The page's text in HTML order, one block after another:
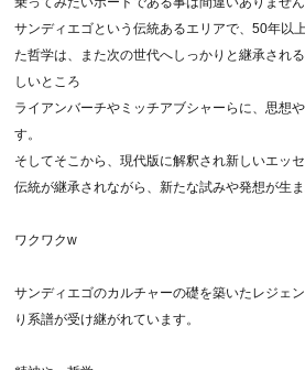
サンディエゴという伝統あるエリアで、50年以
た哲学は、また次の世代へしっかりと継承され
しいところ
ライアンバーチやミッチアブシャーらに、思想
す。
そしてそこから、現代版に解釈され新しいエッ
伝統が継承されながら、新たな試みや発想が生
ワクワクw
サンディエゴのカルチャーの礎を築いたレジェ
り系譜が受け継がれています。